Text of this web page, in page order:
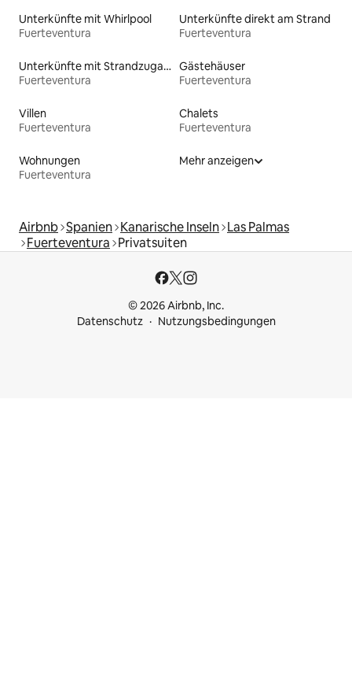
Unterkünfte mit Whirlpool
Fuerteventura
Unterkünfte direkt am Strand
Fuerteventura
Unterkünfte mit Strandzugang
Fuerteventura
Gästehäuser
Fuerteventura
Villen
Fuerteventura
Chalets
Fuerteventura
Wohnungen
Fuerteventura
Mehr anzeigen
Airbnb Spanien Kanarische Inseln Las Palmas
Fuerteventura Privatsuiten
© 2026 Airbnb, Inc.
Datenschutz
Nutzungsbedingungen